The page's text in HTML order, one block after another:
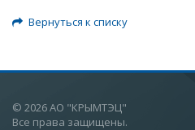
Вернуться к списку
© 2026 АО "КРЫМТЭЦ"
Все права защищены.